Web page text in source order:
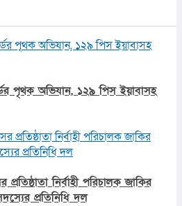
পৃথক অভিযান, ১২৯ পিস ইয়াবাসহ
নির্বাহী পরিচালক জাকির
প্রতিনিধি দল